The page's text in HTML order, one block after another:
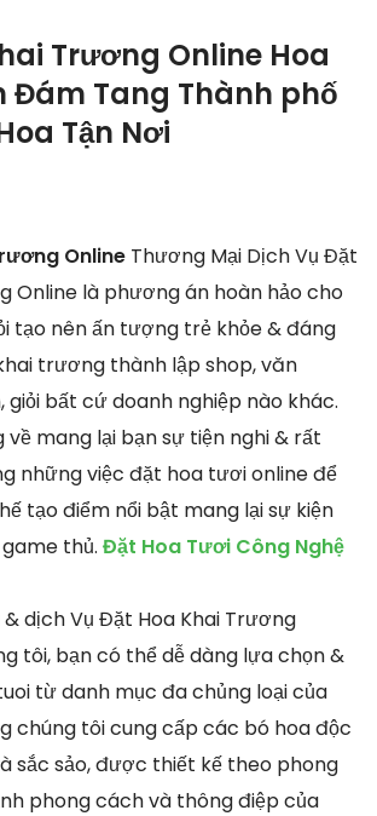
Trương Online Hoa
Đám Tang Thành phố
Tận Nơi
Online Thương Mại Dịch Vụ Đặt
Online là phương án hoàn hảo cho
tạo nên ấn tượng trẻ khỏe & đáng
trương thành lập shop, văn
giỏi bất cứ doanh nghiệp nào khác.
mang lại bạn sự tiện nghi & rất
những việc đặt hoa tươi online để
tạo điểm nổi bật mang lại sự kiện
thủ. Đặt Hoa Tươi Công Nghệ
dịch Vụ Đặt Hoa Khai Trương
tôi, bạn có thể dễ dàng lựa chọn &
từ danh mục đa chủng loại của
chúng tôi cung cấp các bó hoa độc
sắc sảo, được thiết kế theo phong
phong cách và thông điệp của